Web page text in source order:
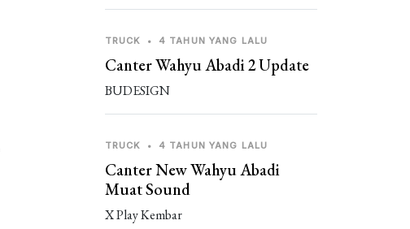
TRUCK • 4 TAHUN YANG LALU
Canter Wahyu Abadi 2 Update
BUDESIGN
TRUCK • 4 TAHUN YANG LALU
Canter New Wahyu Abadi
Muat Sound
X Play Kembar